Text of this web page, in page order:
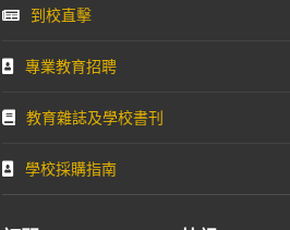
到校直擊
專業教育招聘
教育雜誌及學校書刊
學校採購指南